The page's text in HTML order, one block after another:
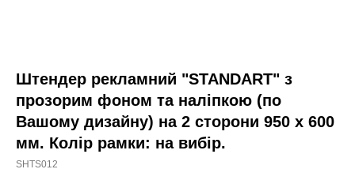
Штендер рекламний "STANDART" з
прозорим фоном та наліпкою (по
Вашому дизайну) на 2 сторони 950 х 600
мм. Колір рамки: на вибір.
SHTS012